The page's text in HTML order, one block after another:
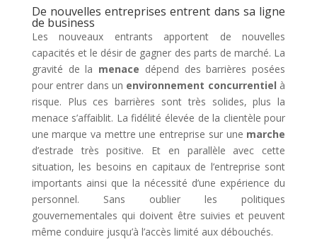
De nouvelles entreprises entrent dans sa ligne
de business
Les nouveaux entrants apportent de nouvelles
capacités et le désir de gagner des parts de marché. La
gravité de la menace dépend des barrières posées
pour entrer dans un environnement concurrentiel à
risque. Plus ces barrières sont très solides, plus la
menace s’affaiblit. La fidélité élevée de la clientèle pour
une marque va mettre une entreprise sur une marche
d’estrade très positive. Et en parallèle avec cette
situation, les besoins en capitaux de l’entreprise sont
importants ainsi que la nécessité d’une expérience du
personnel. Sans oublier les politiques
gouvernementales qui doivent être suivies et peuvent
même conduire jusqu’à l’accès limité aux débouchés.